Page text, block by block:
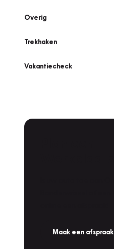
Overig
Trekhaken
Vakantiecheck
Maak een afspraak